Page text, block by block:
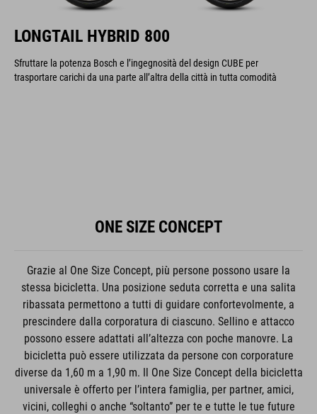
LONGTAIL HYBRID 800
Sfruttare la potenza Bosch e l’ingegnosità del design CUBE per
trasportare carichi da una parte all’altra della città in tutta comodità
ONE SIZE CONCEPT
Grazie al One Size Concept, più persone possono usare la
stessa bicicletta. Una posizione seduta corretta e una salita
ribassata permettono a tutti di guidare confortevolmente, a
prescindere dalla corporatura di ciascuno. Sellino e attacco
possono essere adattati all’altezza con poche manovre. La
bicicletta può essere utilizzata da persone con corporature
diverse da 1,60 m a 1,90 m. Il One Size Concept della bicicletta
universale è offerto per l’intera famiglia, per partner, amici,
vicini, colleghi o anche “soltanto” per te e tutte le tue future